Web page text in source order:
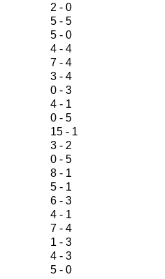
2 - 0
5 - 5
5 - 0
4 - 4
7 - 4
3 - 4
0 - 3
4 - 1
0 - 5
15 - 1
3 - 2
0 - 5
8 - 1
5 - 1
6 - 3
4 - 1
7 - 4
1 - 3
4 - 3
5 - 0